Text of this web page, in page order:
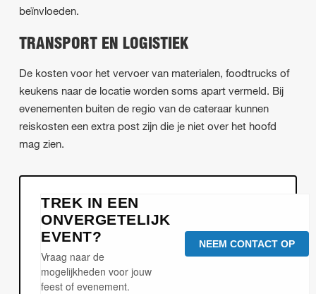
beïnvloeden.
TRANSPORT EN LOGISTIEK
De kosten voor het vervoer van materialen, foodtrucks of
keukens naar de locatie worden soms apart vermeld. Bij
evenementen buiten de regio van de cateraar kunnen
reiskosten een extra post zijn die je niet over het hoofd
mag zien.
TREK IN EEN
ONVERGETELIJK
EVENT?
Vraag naar de
mogelijkheden voor jouw
feest of evenement.
NEEM CONTACT OP